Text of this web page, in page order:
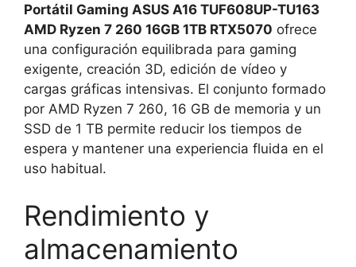
Portátil Gaming ASUS A16 TUF608UP-TU163
AMD Ryzen 7 260 16GB 1TB RTX5070 ofrece
una configuración equilibrada para gaming
exigente, creación 3D, edición de vídeo y
cargas gráficas intensivas. El conjunto formado
por AMD Ryzen 7 260, 16 GB de memoria y un
SSD de 1 TB permite reducir los tiempos de
espera y mantener una experiencia fluida en el
uso habitual.
Rendimiento y
almacenamiento